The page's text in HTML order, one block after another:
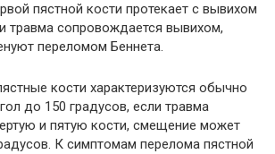
пястной кости протекает с вывихом
травма сопровождается вывихом,
переломом Беннета.
кости характеризуются обычно
до 150 градусов, если травма
и пятую кости, смещение может
К симптомам перелома пястной